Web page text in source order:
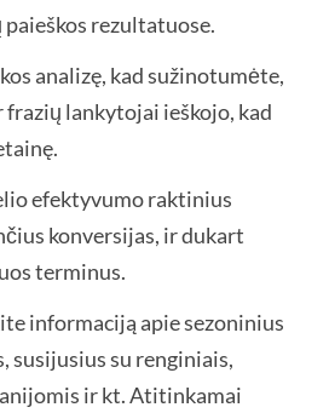
rezultatuose.
analizę, kad sužinotumėte,
frazių lankytojai ieškojo, kad
efektyvumo raktinius
konversijas, ir dukart
terminus.
informaciją apie sezoninius
susijusius su renginiais,
ir kt. Atitinkamai